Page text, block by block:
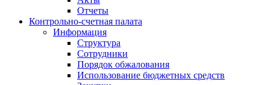
Отчеты
Контрольно-счетная палата
Информация
Структура
Сотрудники
Порядок обжалования
Использование бюджетных средств